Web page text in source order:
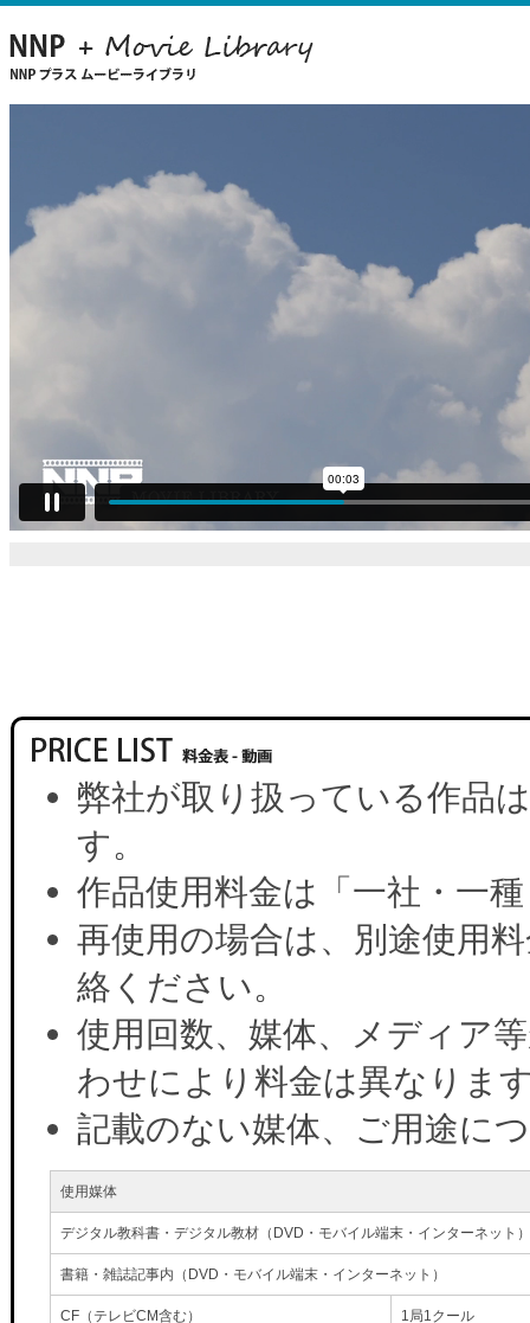
弊社が取り扱っている作品
す。
作品使用料金は「一社・一
再使用の場合は、別途使用
絡ください。
使用回数、媒体、メディア
わせにより料金は異なりま
記載のない媒体、ご用途に
使用媒体
デジタル教科書・デジタル教材（DVD・モバイル端末・インターネット）
書籍・雑誌記事内（DVD・モバイル端末・インターネット）
CF（テレビCM含む） 1局1クール